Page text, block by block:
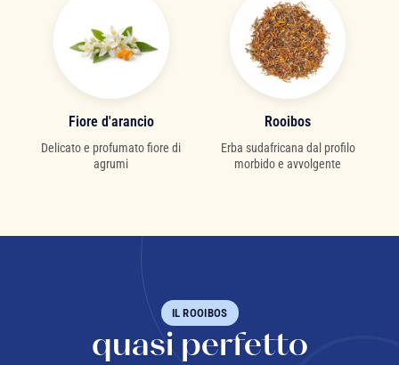
Fiore d'arancio
Delicato e profumato fiore di
agrumi
Rooibos
Erba sudafricana dal profilo
morbido e avvolgente
IL ROOIBOS
quasi perfetto